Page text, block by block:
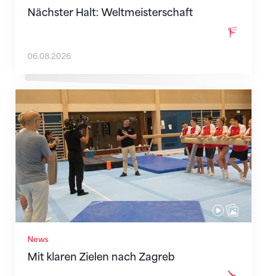
Nächster Halt: Weltmeisterschaft
06.08.2026
News
Mit klaren Zielen nach Zagreb
Mit klaren Zielen nach Zagreb